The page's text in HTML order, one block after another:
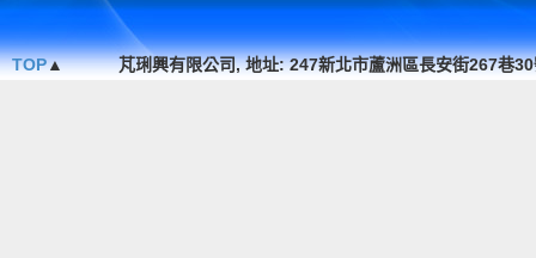
TOP▲ 芃琍興有限公司, 地址: 247新北市蘆洲區長安街267